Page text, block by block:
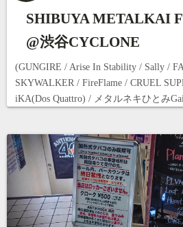
SHIBUYA METALKAI
@渋谷CYCLONE
(GUNGIRE / Arise In Stability / Sally /
SKYWALKER / FireFlame / CRUEL
iKA(Dos Quattro) / メタルネキひとみ